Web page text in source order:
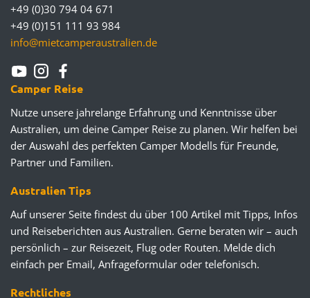
+49 (0)30 794 04 671
+49 (0)151 111 93 984
info@mietcamperaustralien.de
Camper Reise
Nutze unsere jahrelange Erfahrung und Kenntnisse über
Australien, um deine Camper Reise zu planen. Wir helfen bei
der Auswahl des perfekten Camper Modells für Freunde,
Partner und Familien.
Australien Tips
Auf unserer Seite findest du über 100 Artikel mit Tipps, Infos
und Reiseberichten aus Australien. Gerne beraten wir – auch
persönlich – zur Reisezeit, Flug oder Routen. Melde dich
einfach per Email, Anfrageformular oder telefonisch.
Rechtliches